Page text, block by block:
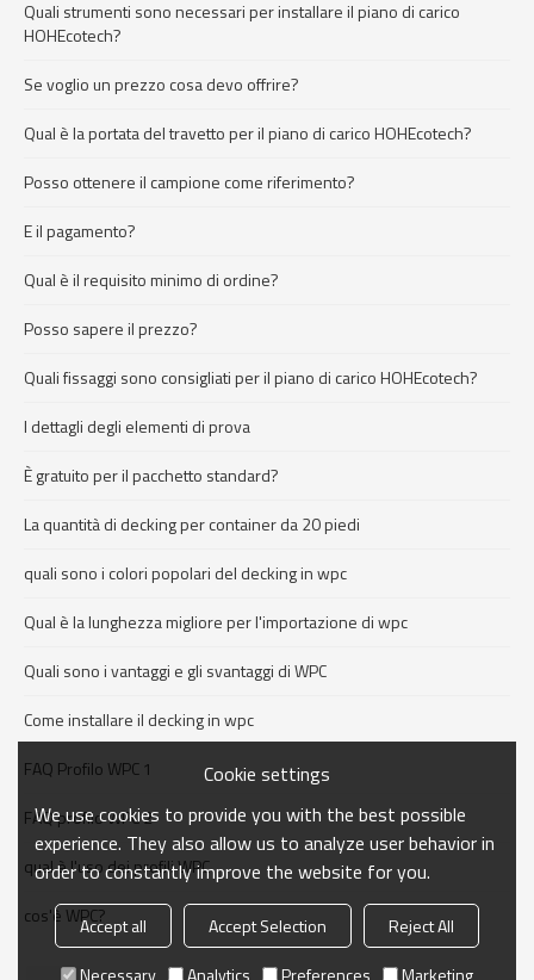
Quali strumenti sono necessari per installare il piano di carico
HOHEcotech?
Se voglio un prezzo cosa devo offrire?
Qual è la portata del travetto per il piano di carico HOHEcotech?
Posso ottenere il campione come riferimento?
E il pagamento?
Qual è il requisito minimo di ordine?
Posso sapere il prezzo?
Quali fissaggi sono consigliati per il piano di carico HOHEcotech?
I dettagli degli elementi di prova
È gratuito per il pacchetto standard?
La quantità di decking per container da 20 piedi
quali sono i colori popolari del decking in wpc
Qual è la lunghezza migliore per l'importazione di wpc
Quali sono i vantaggi e gli svantaggi di WPC
Come installare il decking in wpc
FAQ Profilo WPC 1
FAQ profilo WPC 2
qual è l'uso dei profili WPC
cos'è WPC?
Cookie settings
We use cookies to provide you with the best possible
experience. They also allow us to analyze user behavior in
order to constantly improve the website for you.
Accept all Accept Selection
Reject All
Necessary
Analytics Preferences Marketing